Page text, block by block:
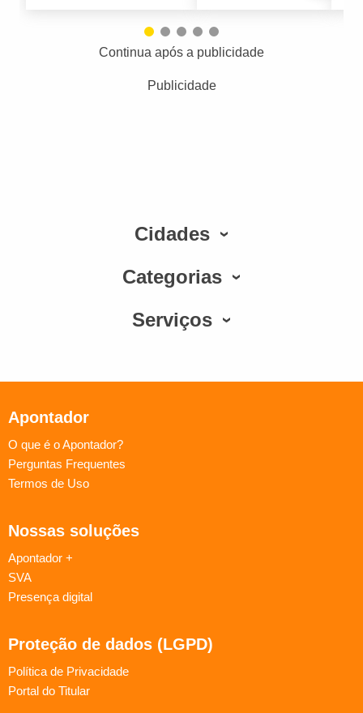
Continua após a publicidade
Publicidade
Cidades
Categorias
Serviços
Apontador
O que é o Apontador?
Perguntas Frequentes
Termos de Uso
Nossas soluções
Apontador +
SVA
Presença digital
Proteção de dados (LGPD)
Política de Privacidade
Portal do Titular